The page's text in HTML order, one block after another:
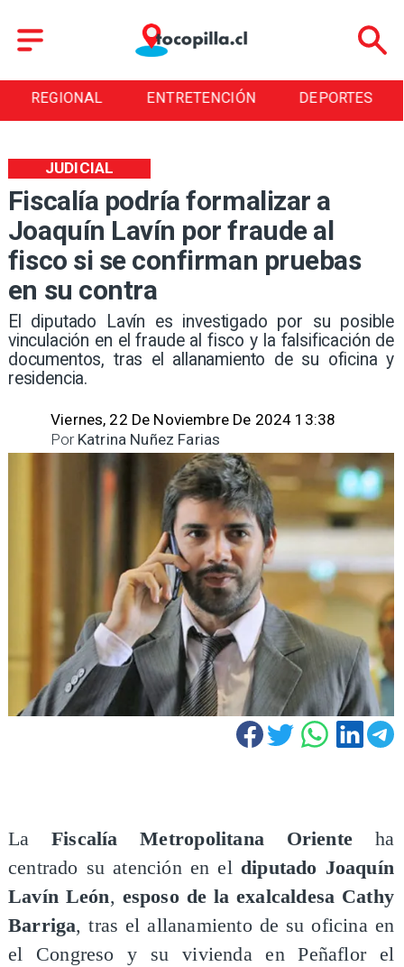
REGIONAL ENTRETENCIÓN DEPORTES
Fiscalía podría formalizar a
Joaquín Lavín por fraude al
fisco si se confirman pruebas
en su contra
​El diputado Lavín es investigado por su posible
vinculación en el fraude al fisco y la falsificación de
documentos, tras el allanamiento de su oficina y
residencia.
JUDICIAL
Viernes, 22 De Noviembre De 2024 13:38
Katrina Nuñez Farias
Por
LaFiscalía Metropolitana Oriente ha
centrado su atención en el diputado Joaquín
Lavín León, esposo de la exalcaldesa Cathy
Barriga, tras el allanamiento de su oficina en
el Congreso y su vivienda en Peñaflor el